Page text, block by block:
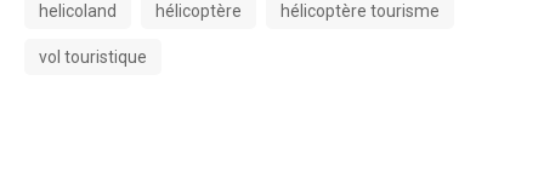
helicoland hélicoptère hélicoptère tourisme
vol touristique